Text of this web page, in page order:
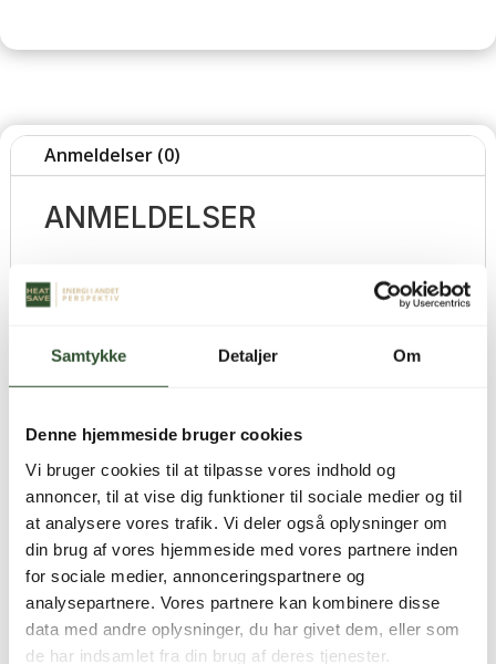
Samtykke Detaljer Om
Denne hjemmeside bruger cookies
Vi bruger cookies til at tilpasse vores indhold og
annoncer, til at vise dig funktioner til sociale medier og til
at analysere vores trafik. Vi deler også oplysninger om
din brug af vores hjemmeside med vores partnere inden
for sociale medier, annonceringspartnere og
analysepartnere. Vores partnere kan kombinere disse
data med andre oplysninger, du har givet dem, eller som
de har indsamlet fra din brug af deres tjenester.
Anmeldelser (0)
ANMELDELSER
Der er endnu ikke nogle anmeldelser.
Vær den første til at anmelde “Air purging valve”
Krævede felter er markeret med
Din anmeldelse *
Navn